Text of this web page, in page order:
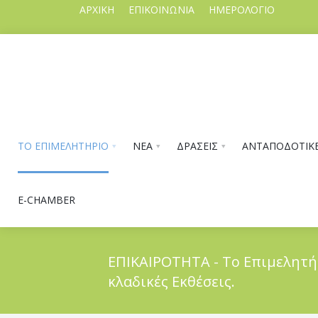
ΑΡΧΙΚΗ ΕΠΙΚΟΙΝΩΝΙΑ ΗΜΕΡΟΛΟΓΙΟ
ΤΟ ΕΠΙΜΕΛΗΤΗΡΙΟ ΝΕΑ ΔΡΑΣΕΙΣ
E-CHAMBER
ΕΠΙΚΑΙΡΟΤΗΤΑ - Το
κλαδικές Εκθέσεις.